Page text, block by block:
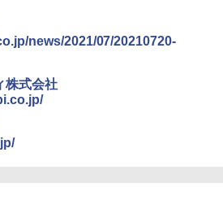
BASE 《めざましテレビで紹介》
ト ワンタッチ RENEW 幅200 2-3人用 43
ンパーズコレクション 山善] 傘みたいに
るだけ パッとサッとテント ブラックコ
ヒグマ・イノシシ対策 自治体・教育機
購入実績 登山・キャンプ・アウトドア・
パラソル 大型 ビーチ アウトドアパ
news/2021/07/20210720-
株式会社